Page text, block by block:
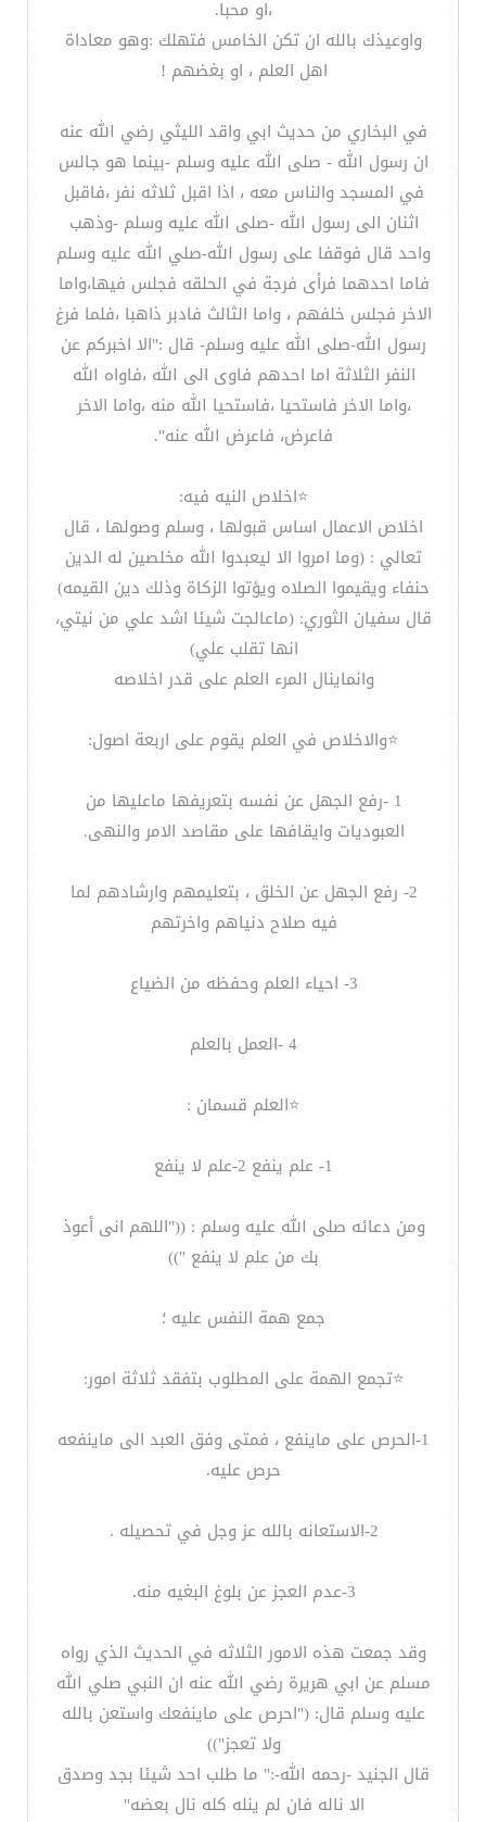
،او محبا.
واوعيذك بالله ان تكن الخامس فتهلك :وهو معاداة
اهل العلم ، او بغضهم !
في البخاري من حديث ابي واقد الليثي رضي الله عنه
ان رسول الله - صلى الله عليه وسلم -بينما هو جالس
في المسجد والناس معه ، اذا اقبل ثلاثه نفر ،فاقبل
اثنان الى رسول الله -صلى الله عليه وسلم -وذهب
واحد قال فوقفا على رسول الله-صلي الله عليه وسلم
فاما احدهما فرأى فرجة في الحلقه فجلس فيها،واما
الاخر فجلس خلفهم ، واما الثالث فادبر ذاهبا ،فلما فرغ
رسول الله-صلى الله عليه وسلم- قال :"الا اخبركم عن
النفر الثلاثة اما احدهم فاوى الى الله ،فاواه الله
،واما الاخر فاستحيا ،فاستحيا الله منه ،واما الاخر
فاعرض، فاعرض الله عنه".
‏⭐️اخلاص النيه فيه:
اخلاص الاعمال اساس قبولها ، وسلم وصولها ، قال
تعالي : (وما امروا الا ليعبدوا الله مخلصين له الدين
حنفاء ويقيموا الصلاه ويؤتوا الزكاة وذلك دين القيمه)
قال سفيان الثوري: (ماعالجت شيئا اشد علي من نيتي،
انها تقلب علي)
وانماينال المرء العلم على قدر اخلاصه
‏⭐️والاخلاص في العلم يقوم على اربعة اصول:
1 -رفع الجهل عن نفسه بتعريفها ماعليها من
العبوديات وايقافها على مقاصد الامر والنهى.
2- رفع الجهل عن الخلق ، بتعليمهم وارشادهم لما
فيه صلاح دنياهم واخرتهم
3- احياء العلم وحفظه من الضياع
‏⭐️العلم قسمان :
1- علم ينفع 2-علم لا ينفع
ومن دعائه صلى الله عليه وسلم : (("اللهم انى أعوذ
بك من علم لا ينفع "))
جمع همة النفس عليه ؛
‏⭐️تجمع الهمة على المطلوب بتفقد ثلاثة امور:
1-الحرص على ماينفع ، فمتى وفق العبد الى ماينفعه
حرص عليه.
2-الاستعانه بالله عز وجل في تحصيله .
3-عدم العجز عن بلوغ البغيه منه.
وقد جمعت هذه الامور الثلاثه في الحديث الذي رواه
مسلم عن ابي هريرة رضي الله عنه ان النبي صلي الله
عليه وسلم قال: ("احرص على ماينفعك واستعن بالله
ولا تعجز"))
قال الجنيد -رحمه الله-:" ما طلب احد شيئا بجد وصدق
الا ناله فان لم ينله كله نال بعضه"